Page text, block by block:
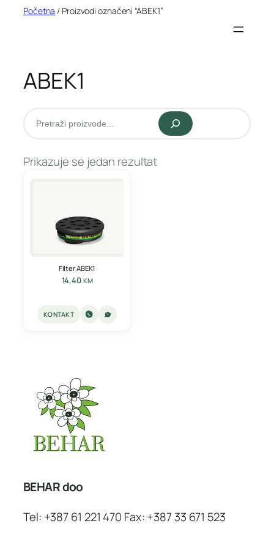
Početna / Proizvodi označeni “ABEK1”
ABEK1
Pretraži
Prikazuje se jedan rezultat
Filter ABEK1
14,40 KM
KONTAKT
BEHAR doo
Tel: +387 61 221 470 Fax: +387 33 671 523